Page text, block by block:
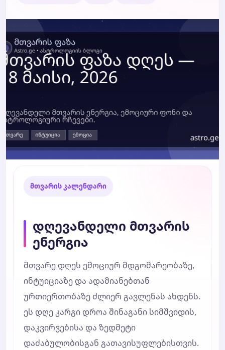
ტარო
მთვარის კალენდარი
დღევანდელი მთვარის
ენერგია
მთვარე დღეს ემოციურ მდგომარეობაზე,
ინტუიციაზე და ადამიანებთან
ურთიერთობაზე ძლიერ გავლენას ახდენს.
ეს დღე კარგი დროა შინაგანი სიმშვიდის,
დაკვირვებისა და ზედმეტი
დაძაბულობისგან გათავისუფლებისთვის.